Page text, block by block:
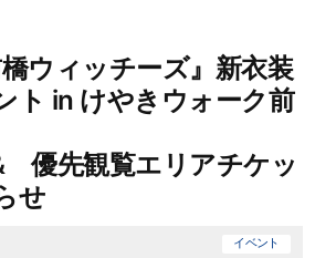
ウィッチーズ』新衣装
ト in けやきウォーク前
優先観覧エリアチケッ
せ
イベント